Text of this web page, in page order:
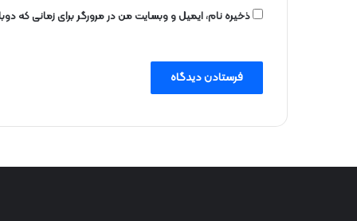
ذخیره نام، ایمیل و وبسایت من در مرورگر برای زمانی که